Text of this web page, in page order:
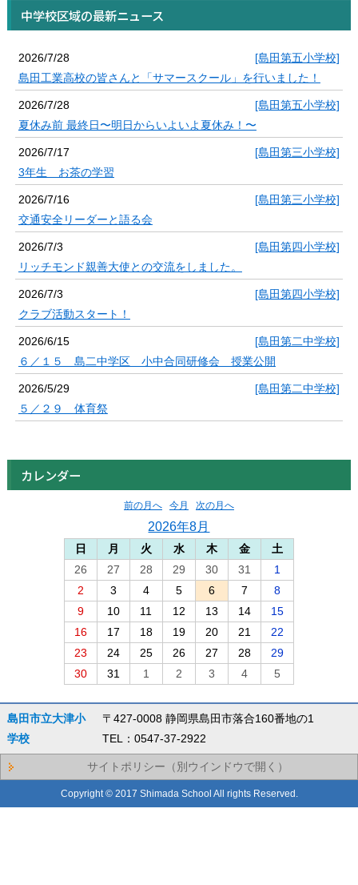
中学校区域の最新ニュース
2026/7/28
[島田第五小学校]
島田工業高校の皆さんと「サマースクール」を行いました！
2026/7/28
[島田第五小学校]
夏休み前 最終日〜明日からいよいよ夏休み！〜
2026/7/17
[島田第三小学校]
3年生 お茶の学習
2026/7/16
[島田第三小学校]
交通安全リーダーと語る会
2026/7/3
[島田第四小学校]
リッチモンド親善大使との交流をしました。
2026/7/3
[島田第四小学校]
クラブ活動スタート！
2026/6/15
[島田第二中学校]
６／１５ 島二中学区 小中合同研修会 授業公開
2026/5/29
[島田第二中学校]
５／２９ 体育祭
カレンダー
前の月へ 今月 次の月へ
2026年8月
日 月 火 水 木 金
土
26
27 28 29 30 31
1
2
3 4 5 6 7
8
9
10 11 12 13 14
15
16
17 18 19 20 21
22
23
24 25 26 27 28
29
30
31 1 2 3 4 5
島田市立大津小
学校
〒427-0008 静岡県島田市落合160番地の1
TEL：0547-37-2922
サイトポリシー（別ウインドウで開く）
Copyright © 2017 Shimada School All rights Reserved.